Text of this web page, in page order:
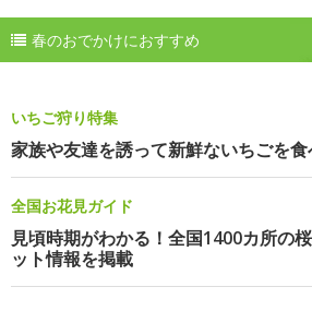
春のおでかけにおすすめ
いちご狩り特集
家族や友達を誘って新鮮ないちごを食
全国お花見ガイド
見頃時期がわかる！全国1400カ所の
ット情報を掲載